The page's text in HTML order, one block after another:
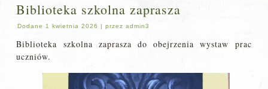
Biblioteka szkolna zaprasza
Dodane 1 kwietnia 2026 |przez admin3
Biblioteka szkolna zaprasza do obejrzenia wystaw prac
uczniów.